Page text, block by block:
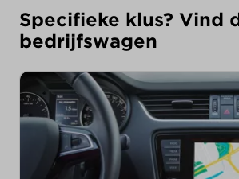
Specifieke klus? Vind
bedrijfswagen